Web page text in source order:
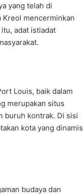
yang telah di
Kreol mencerminkan
adat istiadat
Louis, baik dalam
merupakan situs
buruh kontrak. Di sisi
kota yang dinamis
budaya dan